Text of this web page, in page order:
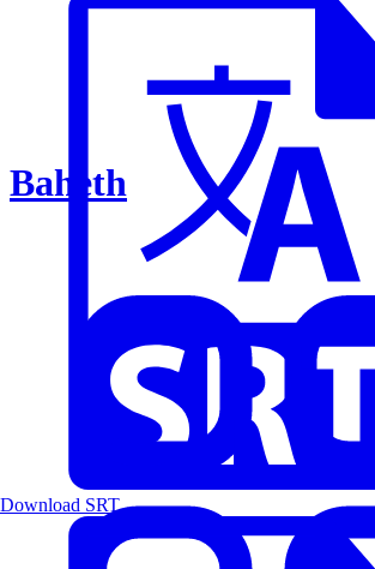
Baheth
Download SRT